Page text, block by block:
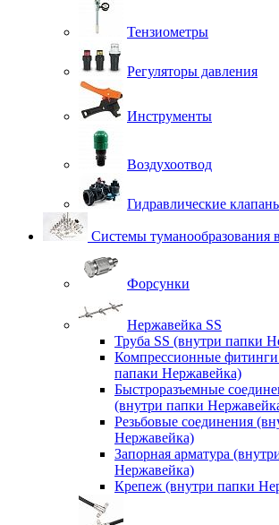
Тензиометры
Регуляторы давления
Инструменты
Воздухоотвод
Гидравлические
Системы туманообразования
Форсунки
Нержавейка SS
Труба SS (внутри папки
Компрессионные фитинги
папаки Нержавейка)
Быстроразъемные
(внутри папки
Резьбовые соединения
Нержавейка)
Запорная арматура
Нержавейка)
Крепеж (внутри папки